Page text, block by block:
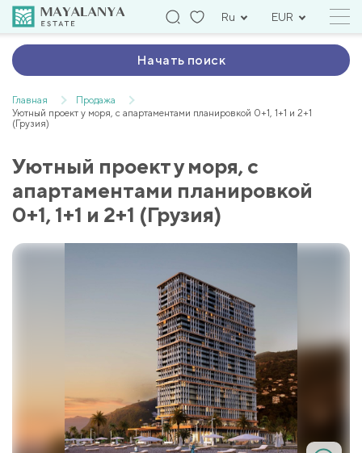
Ru EUR
Начать поиск
Главная
Продажа
Уютный проект у моря, с апартаментами планировкой 0+1, 1+1 и 2+1
(Грузия)
Уютный проект у моря, с
апартаментами планировкой
0+1, 1+1 и 2+1 (Грузия)